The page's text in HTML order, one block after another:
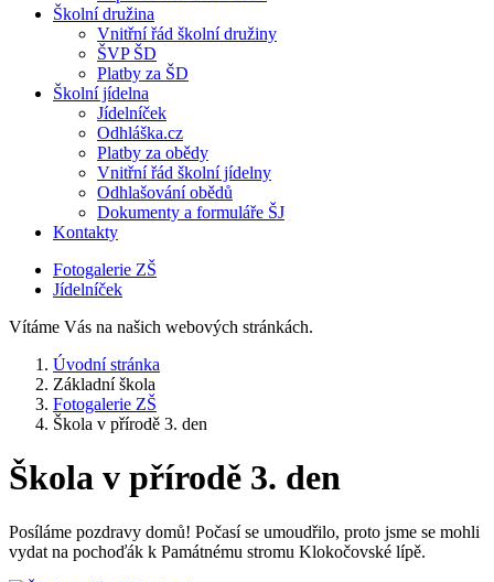
Školní družina
Vnitřní řád školní družiny
ŠVP ŠD
Platby za ŠD
Školní jídelna
Jídelníček
Odhláška.cz
Platby za obědy
Vnitřní řád školní jídelny
Odhlašování obědů
Dokumenty a formuláře ŠJ
Kontakty
Fotogalerie ZŠ
Jídelníček
Vítáme Vás na našich webových stránkách.
Úvodní stránka
Základní škola
Fotogalerie ZŠ
Škola v přírodě 3. den
Škola v přírodě 3. den
Posíláme pozdravy domů! Počasí se umoudřilo, proto jsme se mohli
vydat na pochoďák k Památnému stromu Klokočovské lípě.